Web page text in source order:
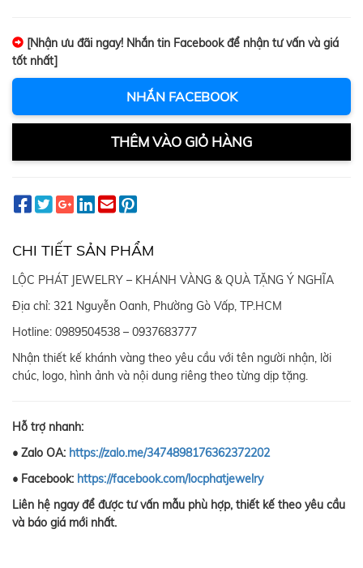
[Nhận ưu đãi ngay! Nhắn tin Facebook để nhận tư vấn và giá
tốt nhất]
NHẮN FACEBOOK
THÊM VÀO GIỎ HÀNG
CHI TIẾT SẢN PHẨM
LỘC PHÁT JEWELRY – KHÁNH VÀNG & QUÀ TẶNG Ý NGHĨA
Địa chỉ: 321 Nguyễn Oanh, Phường Gò Vấp, TP.HCM
Hotline: 0989504538 – 0937683777
Nhận thiết kế khánh vàng theo yêu cầu với tên người nhận, lời
chúc, logo, hình ảnh và nội dung riêng theo từng dịp tặng.
Hỗ trợ nhanh:
• Zalo OA: https://zalo.me/3474898176362372202
• Facebook: https://facebook.com/locphatjewelry
Liên hệ ngay để được tư vấn mẫu phù hợp, thiết kế theo yêu cầu
và báo giá mới nhất.